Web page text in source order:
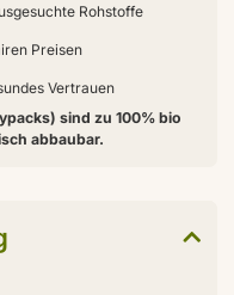
Rohstoffe
Preisen
Vertrauen
sind zu 100% bio
abbaubar.